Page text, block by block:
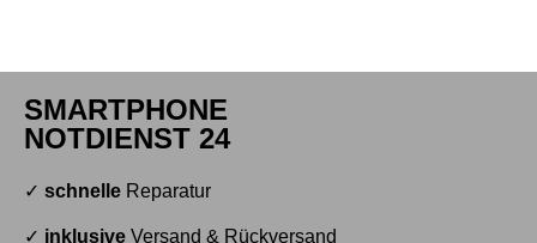
SMARTPHONE
NOTDIENST 24
✓ schnelle Reparatur
✓ inklusive Versand & Rückversand